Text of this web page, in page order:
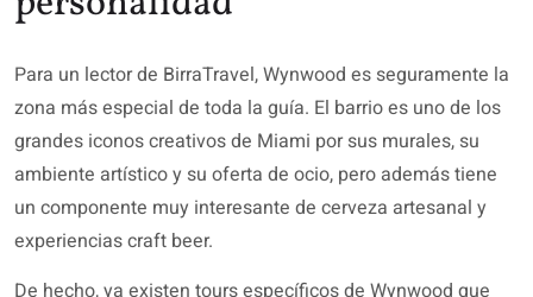
Para un lector de BirraTravel, Wynwood es seguramente la
zona más especial de toda la guía. El barrio es uno de los
grandes iconos creativos de Miami por sus murales, su
ambiente artístico y su oferta de ocio, pero además tiene
un componente muy interesante de cerveza artesanal y
experiencias craft beer.